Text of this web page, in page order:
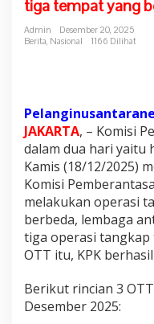
o
r
d
m
d
u
a
r
i
P
tiga tempat yang
Admin
Desember 20, 2025
Berita, Nasional 1166 Dilihat
JAKARTA, – Komisi
dalam dua hari yaitu
Kamis (18/12/2025)
Komisi
melakukan operasi
berbeda, lembaga
tiga operasi tangkap
OTT itu, KPK
Berikut rincian 3
Desember 2025: